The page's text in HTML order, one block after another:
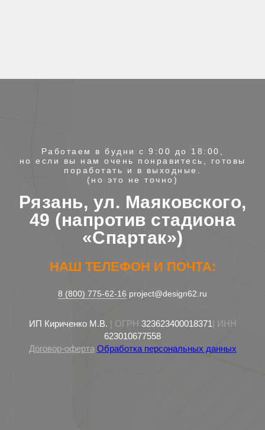
Работаем в будни с 9:00 до 18:00,
но если вы нам очень понравитесь, готовы
поработать и в выходные.
(но это не точно)
Рязань, ул. Маяковского,
49 (напротив стадиона
«Спартак»)
НАШ ТЕЛЕФОН И ПОЧТА:
8 (800) 775-62-16 project@design62.ru
ИП Кириченко М.В. | ОГРН 323623400018371| ИНН
623010677558
Договор-оферта Обработка персональных данных